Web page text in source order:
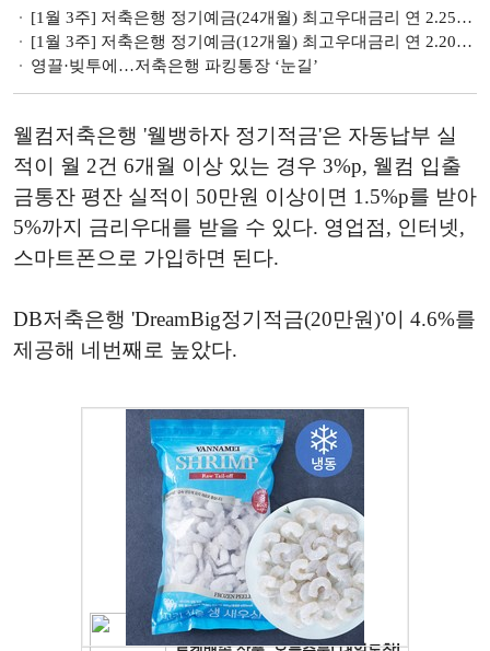
[1월 3주] 저축은행 정기예금(24개월) 최고우대금리 연 2.25%…ES저축은행 ‘비대면정기예금’
[1월 3주] 저축은행 정기예금(12개월) 최고우대금리 연 2.20%…유니온저축은행 ‘e-정기예금’
영끌·빚투에…저축은행 파킹통장 ‘눈길’
웰컴저축은행 '웰뱅하자 정기적금'은 자동납부 실
적이 월 2건 6개월 이상 있는 경우 3%p, 웰컴 입출
금통잔 평잔 실적이 50만원 이상이면 1.5%p를 받아
5%까지 금리우대를 받을 수 있다. 영업점, 인터넷,
스마트폰으로 가입하면 된다.
DB저축은행 'DreamBig정기적금(20만원)'이 4.6%를
제공해 네번째로 높았다.